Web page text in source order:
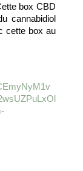
box CBD
cannabidiol
cette box au